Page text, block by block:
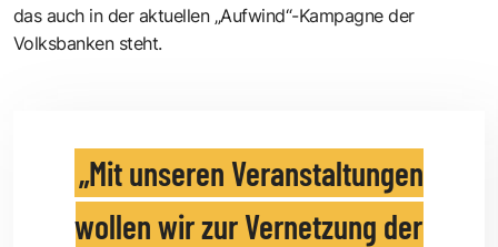
das auch in der aktuellen „Aufwind“-Kampagne der
Volksbanken steht.
Mit unseren Veranstaltungen
wollen wir zur Vernetzung der